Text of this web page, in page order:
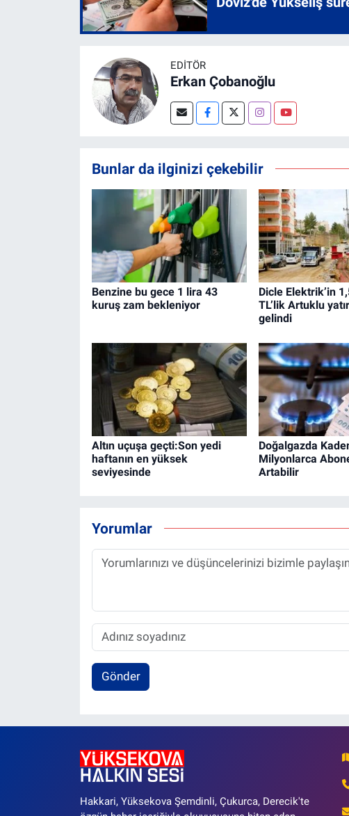
EDITÖR
Erkan Çobanoğlu
Bunlar da ilginizi çekebilir
Benzine bu gece 1 lira 43
kuruş zam bekleniyor
Dicle Elektrik’in
TL’lik Artuklu
gelindi
Altın uçuşa geçti:Son yedi
haftanın en yüksek
seviyesinde
Doğalgazda
Milyonlarca
Artabilir
Yorumlar
Gönder
Hakkari, Yüksekova Şemdinli, Çukurca, Derecik'te